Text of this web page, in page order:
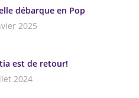
débarque en Pop
2025
est de retour!
2024